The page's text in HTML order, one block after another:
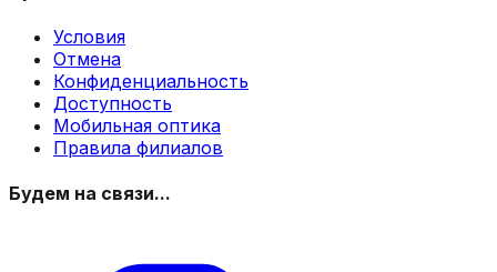
Условия
Отмена
Конфиденциальность
Доступность
Мобильная оптика
Правила филиалов
Будем на связи...